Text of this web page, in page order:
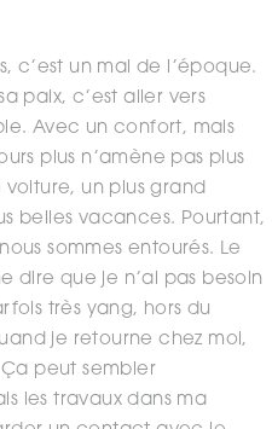
c’est un mal de l’époque.
paix, c’est aller vers
Avec un confort, mais
plus n’amène pas plus
voiture, un plus grand
belles vacances. Pourtant,
sommes entourés. Le
dire que je n’ai pas besoin
très yang, hors du
je retourne chez moi,
Ça peut sembler
les travaux dans ma